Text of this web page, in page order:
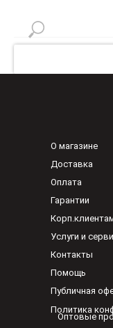
О магазине
Оплата
Доставка
Гарантии
Услуги и
Контакты
Помощь
Публичная
Политика
Оптовые